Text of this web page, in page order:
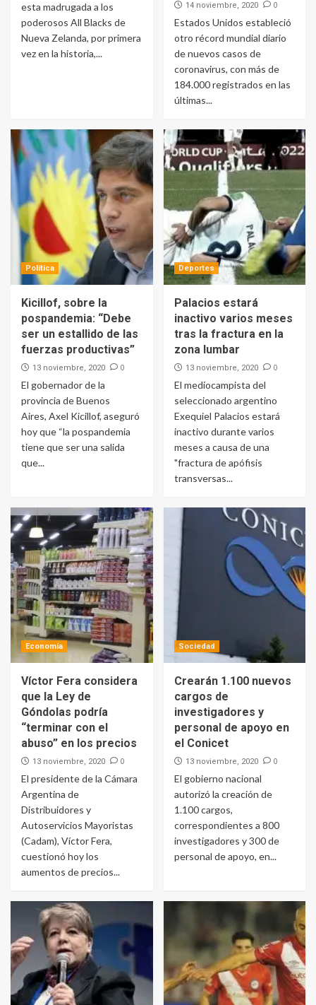
esta madrugada a los
poderosos All Blacks de
Nueva Zelanda, por primera
vez en la historia,...
14 noviembre, 2020 0
Estados Unidos estableció
otro récord mundial diario
de nuevos casos de
coronavirus, con más de
184.000 registrados en las
últimas...
Política
Kicillof, sobre la
pospandemia: “Debe
ser un estallido de las
fuerzas productivas”
13 noviembre, 2020 0
El gobernador de la
provincia de Buenos
Aires, Axel Kicillof, aseguró
hoy que “la pospandemia
tiene que ser una salida
que...
Deportes
Palacios estará
inactivo varios meses
tras la fractura en la
zona lumbar
13 noviembre, 2020 0
El mediocampista del
seleccionado argentino
Exequiel Palacios estará
inactivo durante varios
meses a causa de una
"fractura de apófisis
transversas...
Economía
Víctor Fera considera
que la Ley de
Góndolas podría
“terminar con el
abuso” en los precios
13 noviembre, 2020 0
El presidente de la Cámara
Argentina de
Distribuidores y
Autoservicios Mayoristas
(Cadam), Víctor Fera,
cuestionó hoy los
aumentos de precios...
Sociedad
Crearán 1.100 nuevos
cargos de
investigadores y
personal de apoyo en
el Conicet
13 noviembre, 2020 0
El gobierno nacional
autorizó la creación de
1.100 cargos,
correspondientes a 800
investigadores y 300 de
personal de apoyo, en...